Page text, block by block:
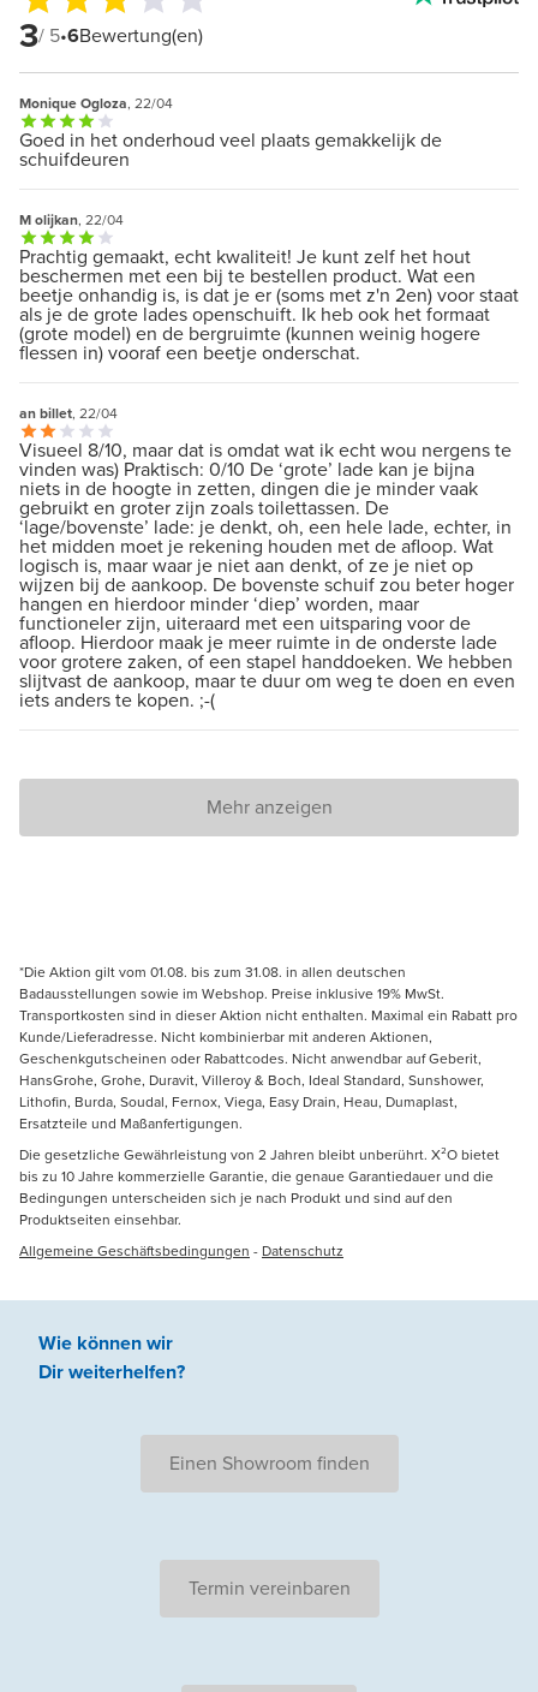
3/ 5•6Bewertung(en)
Monique Ogloza, 22/04
Goed in het onderhoud veel plaats gemakkelijk de
schuifdeuren
M olijkan, 22/04
Prachtig gemaakt, echt kwaliteit! Je kunt zelf het hout
beschermen met een bij te bestellen product. Wat een
beetje onhandig is, is dat je er (soms met z'n 2en) voor staat
als je de grote lades openschuift. Ik heb ook het formaat
(grote model) en de bergruimte (kunnen weinig hogere
flessen in) vooraf een beetje onderschat.
an billet, 22/04
Visueel 8/10, maar dat is omdat wat ik echt wou nergens te
vinden was) Praktisch: 0/10 De ‘grote’ lade kan je bijna
niets in de hoogte in zetten, dingen die je minder vaak
gebruikt en groter zijn zoals toilettassen. De
‘lage/bovenste’ lade: je denkt, oh, een hele lade, echter, in
het midden moet je rekening houden met de afloop. Wat
logisch is, maar waar je niet aan denkt, of ze je niet op
wijzen bij de aankoop. De bovenste schuif zou beter hoger
hangen en hierdoor minder ‘diep’ worden, maar
functioneler zijn, uiteraard met een uitsparing voor de
afloop. Hierdoor maak je meer ruimte in de onderste lade
voor grotere zaken, of een stapel handdoeken. We hebben
slijtvast de aankoop, maar te duur om weg te doen en even
iets anders te kopen. ;-(
Mehr anzeigen
*Die Aktion gilt vom 01.08. bis zum 31.08. in allen deutschen
Badausstellungen sowie im Webshop. Preise inklusive 19% MwSt.
Transportkosten sind in dieser Aktion nicht enthalten. Maximal ein Rabatt pro
Kunde/Lieferadresse. Nicht kombinierbar mit anderen Aktionen,
Geschenkgutscheinen oder Rabattcodes. Nicht anwendbar auf Geberit,
HansGrohe, Grohe, Duravit, Villeroy & Boch, Ideal Standard, Sunshower,
Lithofin, Burda, Soudal, Fernox, Viega, Easy Drain, Heau, Dumaplast,
Ersatzteile und Maßanfertigungen.
Die gesetzliche Gewährleistung von 2 Jahren bleibt unberührt. X²O bietet
bis zu 10 Jahre kommerzielle Garantie, die genaue Garantiedauer und die
Bedingungen unterscheiden sich je nach Produkt und sind auf den
Produktseiten einsehbar.
Allgemeine Geschäftsbedingungen - Datenschutz
Wie können wir
Dir weiterhelfen?
Einen Showroom finden
Termin vereinbaren